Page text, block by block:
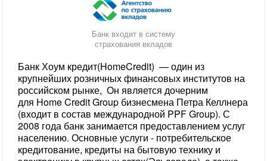
Банк входит в систему
страхования вкладов
Банк Хоум кредит(HomeCredit) — один из
крупнейших розничных финансовых институтов на
российском рынке, Он является дочерним
для Home Credit Group бизнесмена Петра Келлнера
(входит в состав международной PPF Group). С
2008 года банк занимается предоставлением услуг
населению. Основные услуги - потребительское
кредитование, кредиты на бытовую технику и